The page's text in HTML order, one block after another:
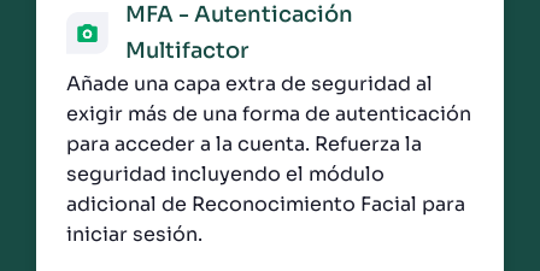
MFA - Autenticación
Multifactor
Añade una capa extra de seguridad al
exigir más de una forma de autenticación
para acceder a la cuenta. Refuerza la
seguridad incluyendo el módulo
adicional de Reconocimiento Facial para
iniciar sesión.